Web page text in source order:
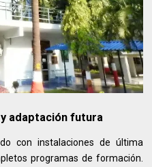
adaptación futura
con instalaciones de última
programas de formación.